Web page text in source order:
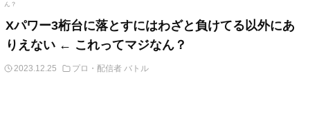
ん？
Xパワー3桁台に落とすにはわざと負けてる以外にあ
りえない ← これってマジなん？
2023.12.25 プロ・配信者 バトル